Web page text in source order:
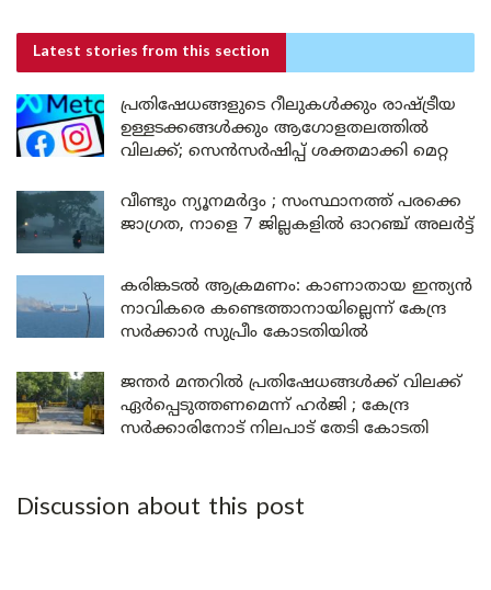
Latest stories from this section
പ്രതിഷേധങ്ങളുടെ റീലുകൾക്കും രാഷ്ട്രീയ
ഉള്ളടക്കങ്ങൾക്കും ആഗോളതലത്തിൽ
വിലക്ക്; സെൻസർഷിപ്പ് ശക്തമാക്കി മെറ്റ
വീണ്ടും ന്യൂനമർദ്ദം ; സംസ്ഥാനത്ത് പരക്കെ
ജാഗ്രത, നാളെ 7 ജില്ലകളിൽ ഓറഞ്ച് അലർട്ട്
കരിങ്കടൽ ആക്രമണം: കാണാതായ ഇന്ത്യൻ
നാവികരെ കണ്ടെത്താനായില്ലെന്ന് കേന്ദ്ര
സർക്കാർ സുപ്രീം കോടതിയിൽ
ജന്തർ മന്തറിൽ പ്രതിഷേധങ്ങൾക്ക് വിലക്ക്
ഏർപ്പെടുത്തണമെന്ന് ഹർജി ; കേന്ദ്ര
സർക്കാരിനോട് നിലപാട് തേടി കോടതി
Discussion about this post